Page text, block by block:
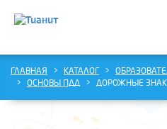
ГЛАВНАЯ
КАТАЛОГ
ГЛАВНАЯ КАТАЛОГ
ОСНОВЫ ПДД
ДОРОЖНЫЕ